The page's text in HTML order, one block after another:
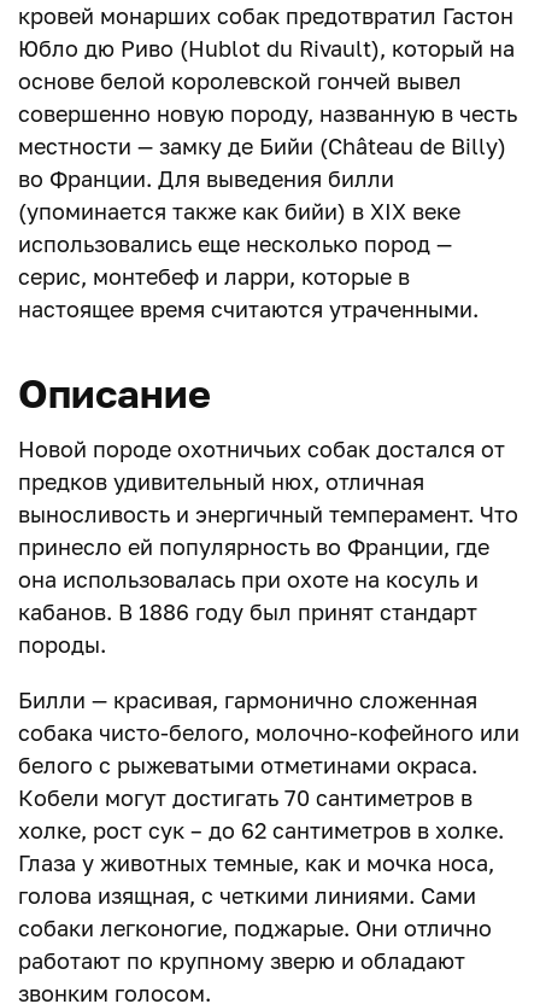
кровей монарших собак предотвратил Гастон
Юбло дю Риво (Hublot du Rivault), который на
основе белой королевской гончей вывел
совершенно новую породу, названную в честь
местности — замку де Бийи (Château de Billy)
во Франции. Для выведения билли
(упоминается также как бийи) в XIX веке
использовались еще несколько пород —
серис, монтебеф и ларри, которые в
настоящее время считаются утраченными.
Описание
Новой породе охотничьих собак достался от
предков удивительный нюх, отличная
выносливость и энергичный темперамент. Что
принесло ей популярность во Франции, где
она использовалась при охоте на косуль и
кабанов. В 1886 году был принят стандарт
породы.
Билли — красивая, гармонично сложенная
собака чисто-белого, молочно-кофейного или
белого с рыжеватыми отметинами окраса.
Кобели могут достигать 70 сантиметров в
холке, рост сук – до 62 сантиметров в холке.
Глаза у животных темные, как и мочка носа,
голова изящная, с четкими линиями. Сами
собаки легконогие, поджарые. Они отлично
работают по крупному зверю и обладают
звонким голосом.